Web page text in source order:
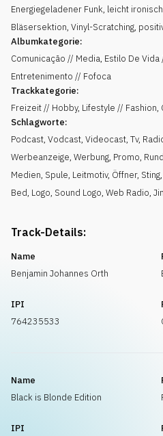
Energiegeladener Funk, leicht
Bläsersektion, Vinyl-Scratching,
Albumkategorie:
Comunicação // Media, Estilo De
Entretenimento // Fofoca
Trackkategorie:
Freizeit // Hobby, Lifestyle // Fashion,
Schlagworte:
Podcast, Vodcast, Videocast, Tv,
Werbeanzeige, Werbung, Promo,
Medien, Spule, Leitmotiv, Öffner, Sting,
Bed, Logo, Sound Logo, Web Radio,
Track-Details:
Name
Benjamin Johannes Orth
IPI
764235533
Name
Black is Blonde Edition
IPI